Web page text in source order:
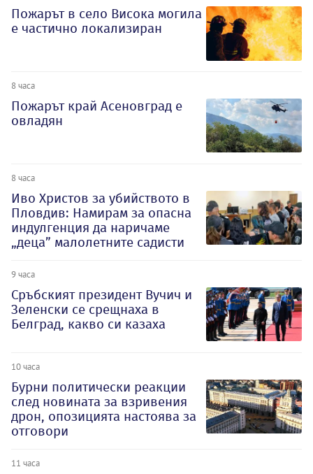
Пожарът в село Висока могила
е частично локализиран
8 часа
Пожарът край Асеновград е
овладян
8 часа
Иво Христов за убийството в
Пловдив: Намирам за опасна
индулгенция да наричаме
„деца” малолетните садисти
9 часа
Сръбският президент Вучич и
Зеленски се срещнаха в
Белград, какво си казаха
10 часа
Бурни политически реакции
след новината за взривения
дрон, опозицията настоява за
отговори
11 часа